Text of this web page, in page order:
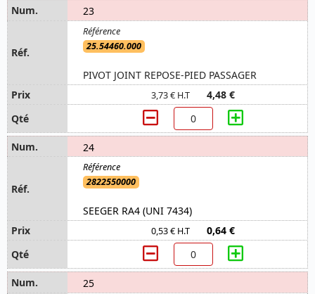
23
25.54460.000
PIVOT JOINT REPOSE-PIED PASSAGER
3,73 € H.T 4,48 €
24
2822550000
SEEGER RA4 (UNI 7434)
0,53 € H.T 0,64 €
25